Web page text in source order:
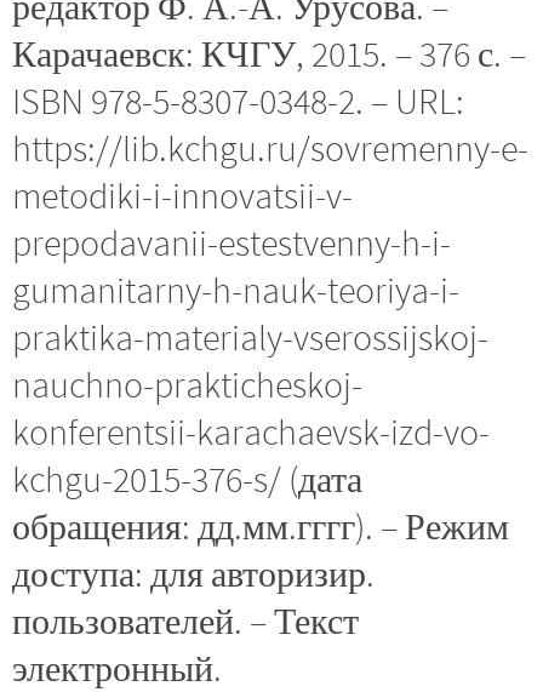
Карачаевск: КЧГУ, 2015. – 376 с. –
ISBN 978-5-8307-0348-2. – URL:
https://lib.kchgu.ru/sovremenny-e-
metodiki-i-innovatsii-v-
prepodavanii-estestvenny-h-i-
gumanitarny-h-nauk-teoriya-i-
praktika-materialy-vserossijskoj-
nauchno-prakticheskoj-
konferentsii-karachaevsk-izd-vo-
kchgu-2015-376-s/ (дата
обращения: дд.мм.гггг). – Режим
доступа: для авторизир.
пользователей. – Текст
электронный.